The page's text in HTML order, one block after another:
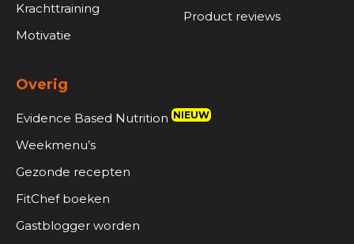
Krachttraining
Motivatie
Product reviews
Overig
Evidence Based Nutrition NIEUW
Weekmenu’s
Gezonde recepten
FitChef boeken
Gastblogger worden